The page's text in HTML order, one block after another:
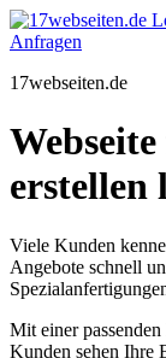
Zum
Inhalt
Anfragen
17webseiten.de
erstellen
Viele Kunden
Angebote schnell
Mit einer
Kunden sehen Ihre